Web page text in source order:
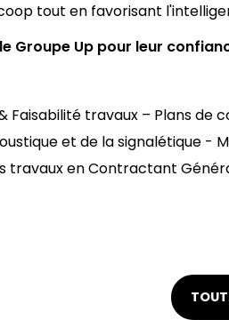
tout en favorisant
Groupe Up pour leur
Faisabilité travaux – Plans de
et de la signalétique -
travaux en Contractant